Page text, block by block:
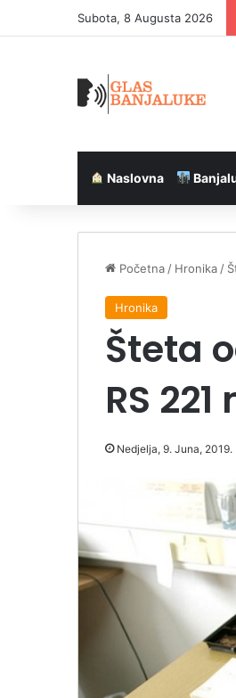
Subota, 8 Augusta 2026
Naslovna
Početna / Hronika /
Hronika
Šteta
RS
Nedjelja, 9. Juna, 2019.